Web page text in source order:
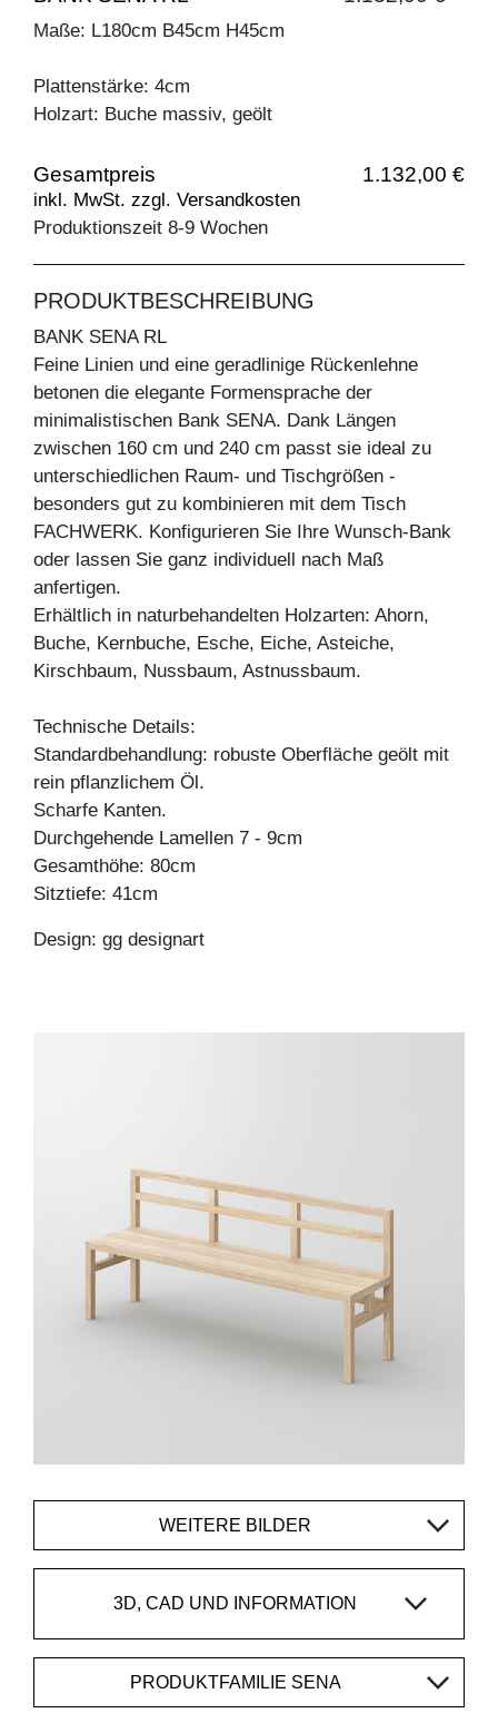
Maße: L180cm B45cm H45cm
Plattenstärke: 4cm
Holzart: Buche massiv, geölt
Gesamtpreis 1.132,00 €
inkl. MwSt. zzgl. Versandkosten
Produktionszeit 8-9 Wochen
PRODUKTBESCHREIBUNG
BANK SENA RL
Feine Linien und eine geradlinige Rückenlehne
betonen die elegante Formensprache der
minimalistischen Bank SENA. Dank Längen
zwischen 160 cm und 240 cm passt sie ideal zu
unterschiedlichen Raum- und Tischgrößen -
besonders gut zu kombinieren mit dem Tisch
FACHWERK. Konfigurieren Sie Ihre Wunsch-Bank
oder lassen Sie ganz individuell nach Maß
anfertigen.
Erhältlich in naturbehandelten Holzarten: Ahorn,
Buche, Kernbuche, Esche, Eiche, Asteiche,
Kirschbaum, Nussbaum, Astnussbaum.
Technische Details:
Standardbehandlung: robuste Oberfläche geölt mit
rein pflanzlichem Öl.
Scharfe Kanten.
Durchgehende Lamellen 7 - 9cm
Gesamthöhe: 80cm
Sitztiefe: 41cm
Design: gg designart
WEITERE BILDER
3D, CAD UND INFORMATION
PRODUKTFAMILIE SENA